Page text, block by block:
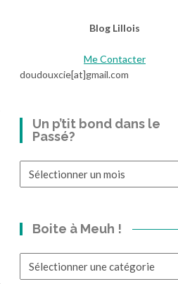
Blog Lillois
Me Contacter
doudouxcie[at]gmail.com
Un p’tit bond dans le
Passé?
Boite à Meuh !